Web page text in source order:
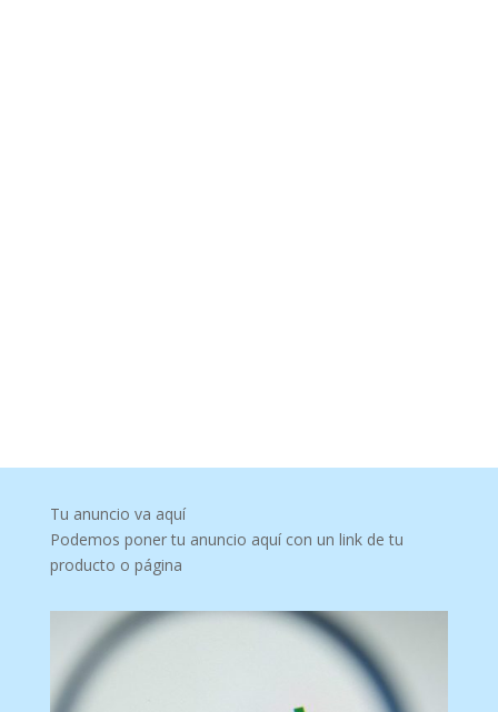
Tu anuncio va aquí
Podemos poner tu anuncio aquí con un link de tu
producto o página